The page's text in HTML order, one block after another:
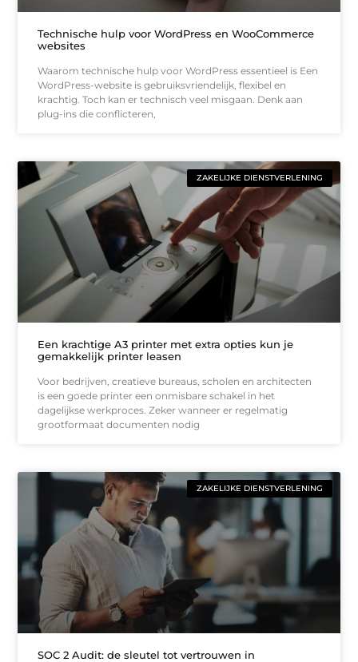
Technische hulp voor WordPress en WooCommerce
websites
Waarom technische hulp voor WordPress essentieel is Een
WordPress-website is gebruiksvriendelijk, flexibel en
krachtig. Toch kan er technisch veel misgaan. Denk aan
plug-ins die conflicteren,
ZAKELIJKE DIENSTVERLENING
Een krachtige A3 printer met extra opties kun je
gemakkelijk printer leasen
Voor bedrijven, creatieve bureaus, scholen en architecten
is een goede printer een onmisbare schakel in het
dagelijkse werkproces. Zeker wanneer er regelmatig
grootformaat documenten nodig
ZAKELIJKE DIENSTVERLENING
SOC 2 Audit: de sleutel tot vertrouwen in